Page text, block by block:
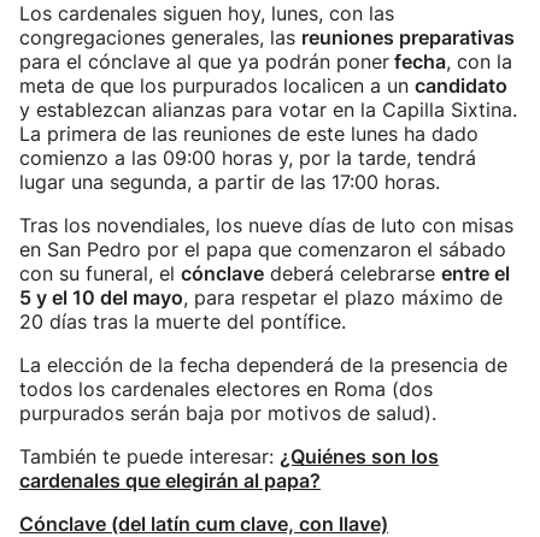
Los cardenales siguen hoy, lunes, con las
congregaciones generales, las reuniones preparativas
para el cónclave al que ya podrán poner fecha, con la
meta de que los purpurados localicen a un candidato
y establezcan alianzas para votar en la Capilla Sixtina.
La primera de las reuniones de este lunes ha dado
comienzo a las 09:00 horas y, por la tarde, tendrá
lugar una segunda, a partir de las 17:00 horas.
Tras los novendiales, los nueve días de luto con misas
en San Pedro por el papa que comenzaron el sábado
con su funeral, el cónclave deberá celebrarse entre el
5 y el 10 del mayo, para respetar el plazo máximo de
20 días tras la muerte del pontífice.
La elección de la fecha dependerá de la presencia de
todos los cardenales electores en Roma (dos
purpurados serán baja por motivos de salud).
También te puede interesar: ¿Quiénes son los
cardenales que elegirán al papa?
Cónclave (del latín cum clave, con llave)